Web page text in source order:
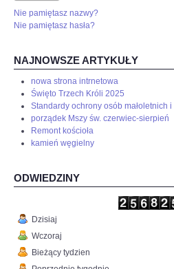
Nie pamiętasz nazwy?
Nie pamiętasz hasła?
NAJNOWSZE ARTYKUŁY
nowa strona intrnetowa
Święto Trzech Króli 2025
Standardy ochrony osób małoletnich
porządek Mszy św. czerwiec-sierpień
Remont kościoła
kamień węgielny
ODWIEDZINY
Dzisiaj
Wczoraj
Bieżący tydzien